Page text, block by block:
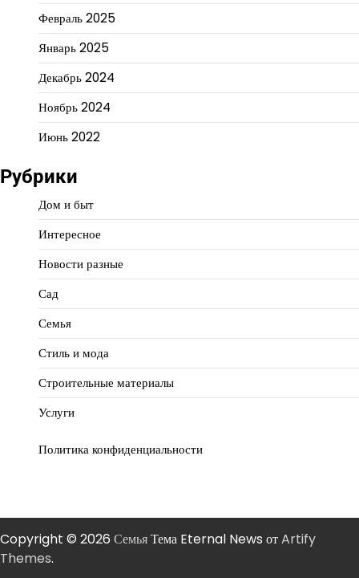
Февраль 2025
Январь 2025
Декабрь 2024
Ноябрь 2024
Июнь 2022
Рубрики
Дом и быт
Интересное
Новости разные
Сад
Семья
Стиль и мода
Строительные материалы
Услуги
Политика конфиденциальности
Copyright © 2026 СемьяТема Eternal News отArtify
Themes.